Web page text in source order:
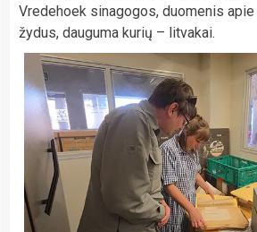
Vredehoek sinagogos, duomenis
žydus, dauguma kurių – litvakai.